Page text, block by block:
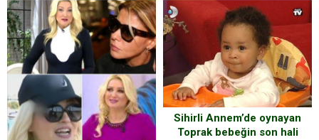
Sihirli Annem’de oynayan
Toprak bebeğin son hali